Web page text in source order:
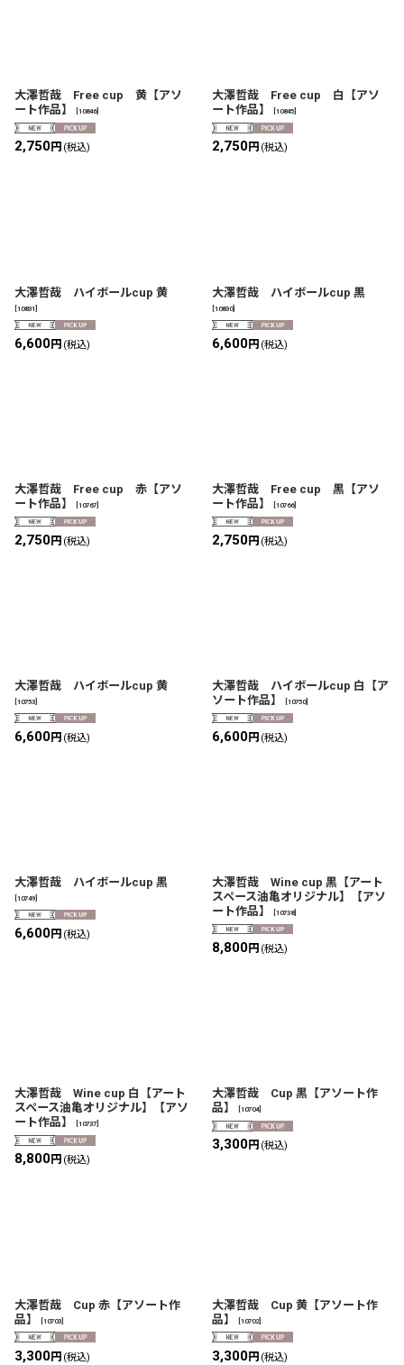
大澤哲哉 Free cup 黄【アソ
ート作品】
10846]
2,750円 (税込)
大澤哲哉 Free cup 白【アソ
ート作品】
10845
2,750円 (税込)
大澤哲哉 ハイボールcup 黄
[10831]
6,600円 (税込)
大澤哲哉 ハイボールcup 黒
[10830]
6,600円 (税込)
大澤哲哉 Free cup 赤【アソ
ート作品】
10767
2,750円 (税込)
大澤哲哉 Free cup 黒【アソ
ート作品】
10766]
2,750円 (税込)
大澤哲哉 ハイボールcup 黄
10753
6,600円 (税込)
大澤哲哉 ハイボールcup 白【ア
ソート作品】
10750]
6,600円 (税込)
大澤哲哉 ハイボールcup 黒
10749
6,600円 (税込)
大澤哲哉 Wine cup 黒【アート
スペース油亀オリジナル】【アソ
ート作品】
10738]
8,800円 (税込)
大澤哲哉 Wine cup 白【アート
スペース油亀オリジナル】【アソ
ート作品】
10737
8,800円 (税込)
大澤哲哉 Cup 黒【アソート作
品】
10704]
3,300円 (税込)
大澤哲哉 Cup 赤【アソート作
品】
[10703]
3,300円 (税込)
大澤哲哉 Cup 黄【アソート作
品】
[10702]
3,300円 (税込)